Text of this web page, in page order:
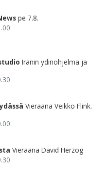
pe 7.8.
Iranin ydinohjelma ja
Vieraana Veikko Flink.
Vieraana David Herzog